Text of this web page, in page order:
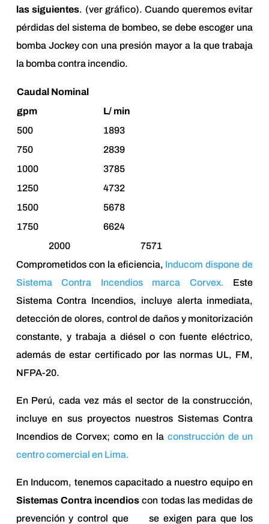
las siguientes. (ver gráfico). Cuando queremos evitar
pérdidas del sistema de bombeo, se debe escoger una
bomba Jockey con una presión mayor a la que trabaja
la bomba contra incendio.
Caudal Nominal
gpm
L/ min
500
1893
750
2839
1000
3785
1250
4732
1500
5678
1750
6624
2000
7571
Comprometidos con la eficiencia, Inducom dispone de
Sistema Contra Incendios marca Corvex. Este
Sistema Contra Incendios, incluye alerta inmediata,
detección de olores, control de daños y monitorización
constante, y trabaja a diésel o con fuente eléctrico,
además de estar certificado por las normas UL, FM,
NFPA-20.
En Perú, cada vez más el sector de la construcción,
incluye en sus proyectos nuestros Sistemas Contra
Incendios de Corvex; como en la construcción de un
centro comercial en Lima.
En Inducom, tenemos capacitado a nuestro equipo en
Sistemas Contra incendios con todas las medidas de
prevención y control que se exigen para que los